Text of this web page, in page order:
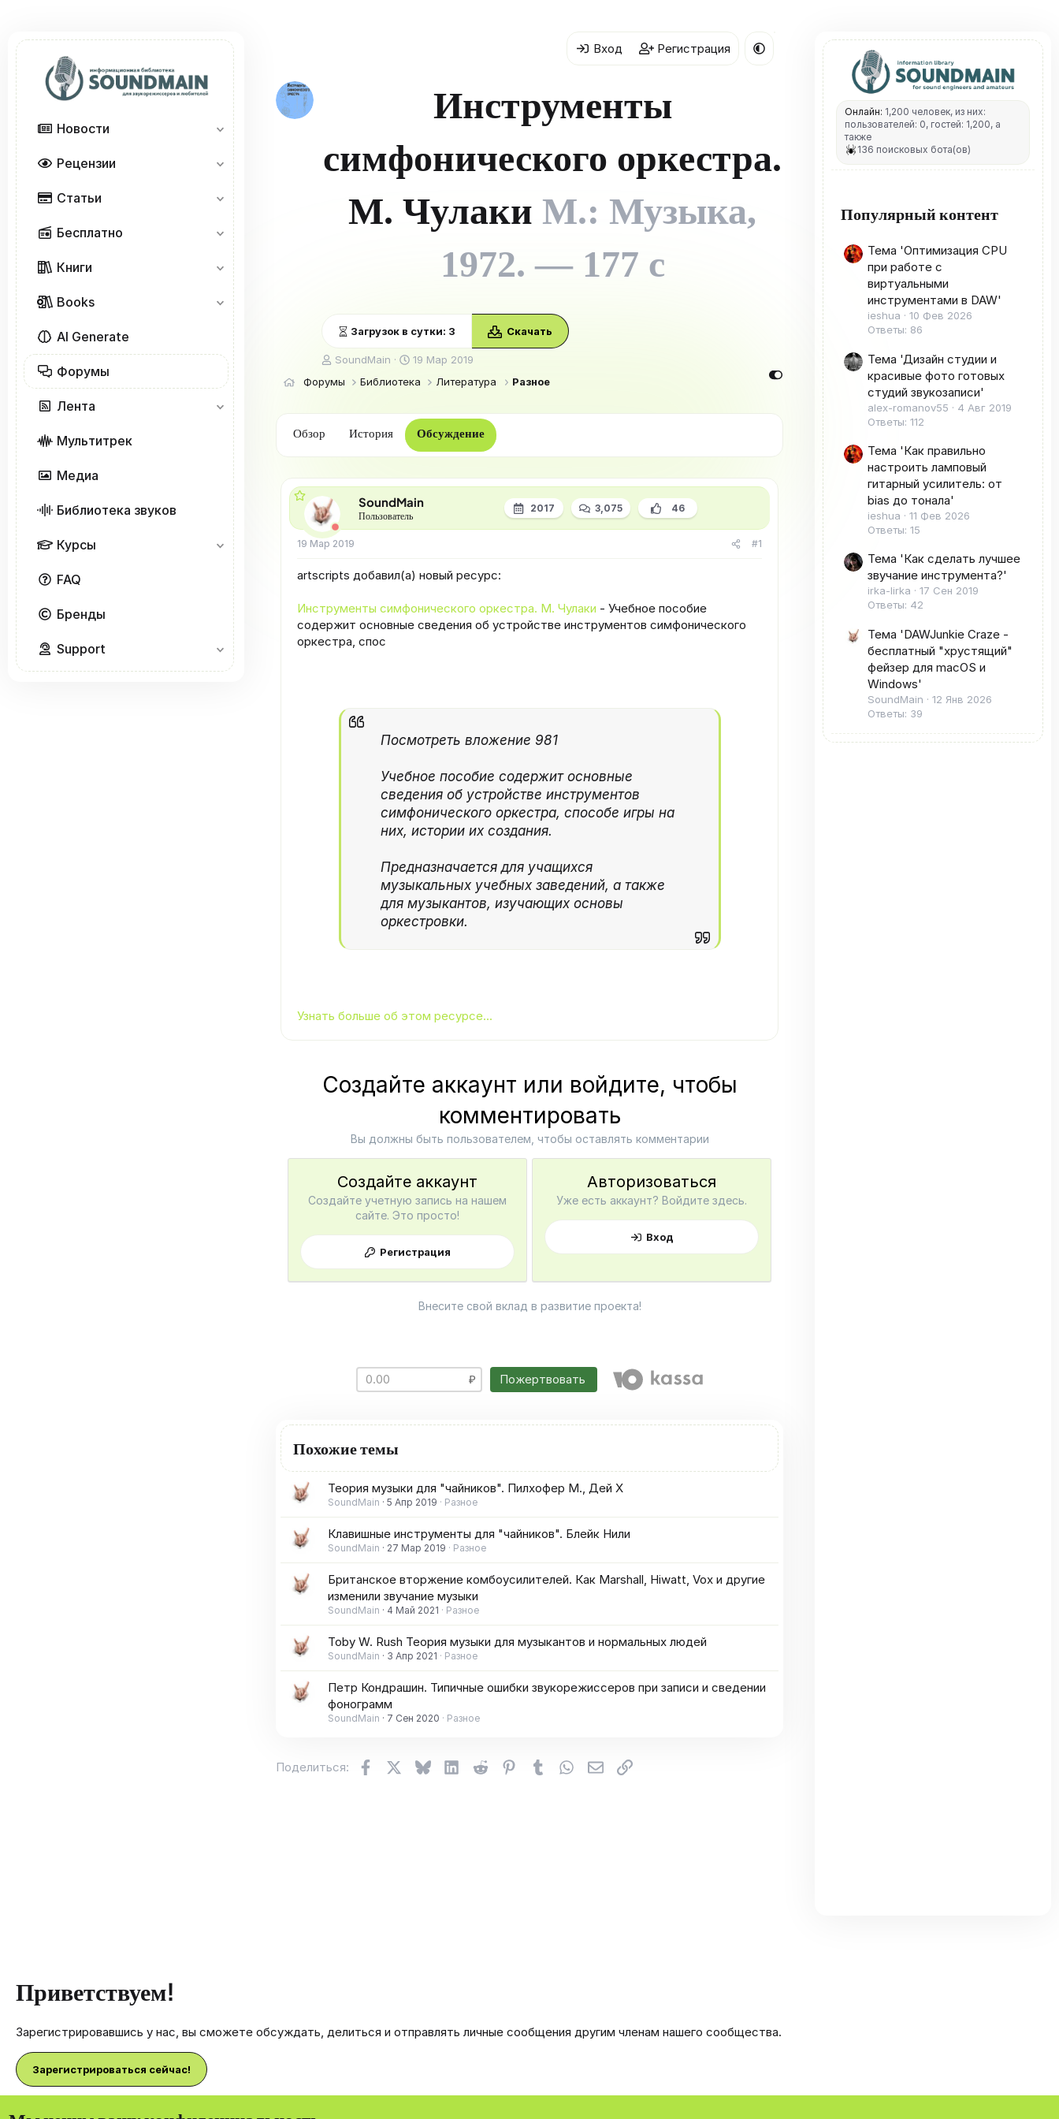
Новости
Рецензии
Статьи
Бесплатно
Книги
Books
AI Generate
Форумы
Лента
Мультитрек
Медиа
Библиотека звуков
Курсы
FAQ
Бренды
Support
Вход Регистрация
Инструменты
симфонического оркестра.
М. Чулаки М.: Музыка,
1972. — 177 с
Загрузок в сутки: 3 Скачать
А
т
р
м
SoundMain
Д
т
н
а
а
а
19 Мар 2019
Форумы
Библиотека Литература Разное
Обзор История Обсуждение
SoundMain
Пользователь
2017 3,075 46
19 Мар 2019 #1
artscripts добавил(а) новый ресурс:
Инструменты симфонического оркестра. М. Чулаки - Учебное пособие
содержит основные сведения об устройстве инструментов симфонического
оркестра, спос
Посмотреть вложение 981
Учебное пособие содержит основные
сведения об устройстве инструментов
симфонического оркестра, способе игры на
них, истории их создания.
Предназначается для учащихся
музыкальных учебных заведений, а также
для музыкантов, изучающих основы
оркестровки.
Узнать больше об этом ресурсе...
Создайте аккаунт или войдите, чтобы
комментировать
Вы должны быть пользователем, чтобы оставлять комментарии
Создайте аккаунт
Создайте учетную запись на нашем
сайте. Это просто!
Регистрация
Авторизоваться
Уже есть аккаунт? Войдите здесь.
Вход
Внесите свой вклад в развитие проекта!
Пожертвовать
Похожие темы
Теория музыки для "чайников". Пилхофер М., Дей Х
SoundMain 5 Апр 2019 Разное
Клавишные инструменты для "чайников". Блейк Нили
SoundMain 27 Мар 2019 Разное
Британское вторжение комбоусилителей. Как Marshall, Hiwatt, Vox и другие
изменили звучание музыки
SoundMain 4 Май 2021 Разное
Toby W. Rush Теория музыки для музыкантов и нормальных людей
SoundMain 3 Апр 2021 Разное
Петр Кондрашин. Типичные ошибки звукорежиссеров при записи и сведении
фонограмм
SoundMain 7 Сен 2020 Разное
Поделиться: FacebookX (Twitter)
BlueskyLinkedIn
Reddit Pinterest
Tumblr WhatsApp
Электронная почта
Ссылка
Онлайн: 1,200 человек, из них:
пользователей: 0, гостей: 1,200, а
также
136 поисковых бота(ов)
Популярный контент
Тема 'Оптимизация CPU
при работе с
виртуальными
инструментами в DAW'
ieshua
10 Фев 2026
Ответы: 86
Тема 'Дизайн студии и
красивые фото готовых
студий звукозаписи'
alex-romanov55
4 Авг 2019
Ответы: 112
Тема 'Как правильно
настроить ламповый
гитарный усилитель: от
bias до тонала'
ieshua
11 Фев 2026
Ответы: 15
Тема 'Как сделать лучшее
звучание инструмента?'
irka-lirka
17 Сен 2019
Ответы: 42
Тема 'DAWJunkie Craze -
бесплатный "хрустящий"
фейзер для macOS и
Windows'
SoundMain
12 Янв 2026
Ответы: 39
Приветствуем!
Зарегистрировавшись у нас, вы сможете обсуждать, делиться и отправлять личные сообщения другим членам нашего сообщества.
Зарегистрироваться сейчас!